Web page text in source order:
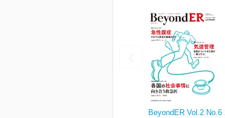
BeyondER Vol.2 No.6